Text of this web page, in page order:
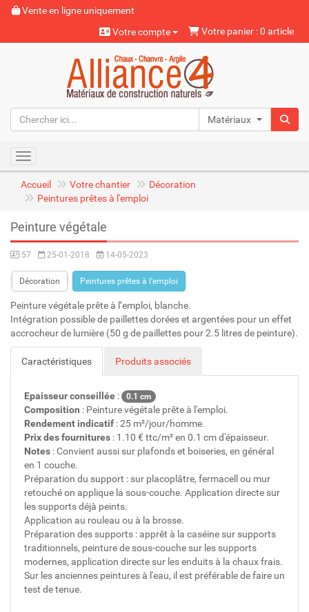
Vente en ligne uniquement
Votre compte
Votre panier : 0 article
Matériaux naturels
Toggle navigation
Accueil Votre chantier
Décoration
Peintures prêtes à l'emploi
Peinture végétale
57 25-01-2018 14-05-2023
Décoration Peintures prêtes à l'emploi
Peinture végétale prête à l’emploi, blanche.
Intégration possible de paillettes dorées et argentées pour un effet
accrocheur de lumière (50 g de paillettes pour 2.5 litres de peinture).
Caractéristiques Produits associés
Epaisseur conseillée : 0.1 cm
Composition : Peinture végétale prête à l'emploi.
Rendement indicatif : 25 m²/jour/homme.
Prix des fournitures : 1.10 € ttc/m² en 0.1 cm d'épaisseur.
Notes : Convient aussi sur plafonds et boiseries, en général
en 1 couche.
Préparation du support : sur placoplâtre, fermacell ou mur
retouché on applique la sous-couche. Application directe sur
les supports déjà peints.
Application au rouleau ou à la brosse.
Préparation des supports : apprêt à la caséine sur supports
traditionnels, peinture de sous-couche sur les supports
modernes, application directe sur les enduits à la chaux frais.
Sur les anciennes peintures à l'eau, il est préférable de faire un
test de tenue.